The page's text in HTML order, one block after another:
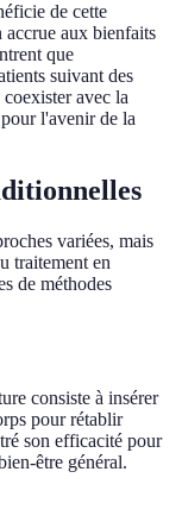
de cette
accrue aux bienfaits
que
suivant des
avec la
l'avenir de la
variées, mais
traitement en
de méthodes
consiste à insérer
pour rétablir
son efficacité pour
être général.